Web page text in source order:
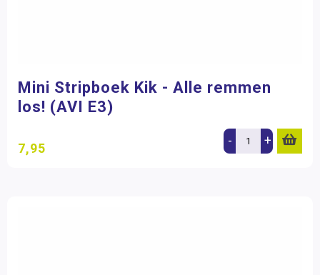
Mini Stripboek Kik - Alle remmen
los! (AVI E3)
7,95 - +